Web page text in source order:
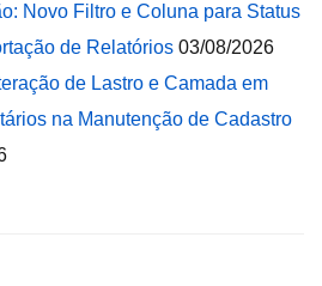
Novo Filtro e Coluna para Status
de Relatórios 03/08/2026
de Lastro e Camada em
na Manutenção de Cadastro